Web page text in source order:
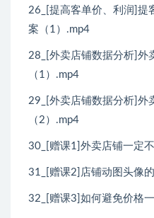
26_[提高客单价、利润]提
案（1）.mp4
28_[外卖店铺数据分析]外
（1）.mp4
29_[外卖店铺数据分析]外
（2）.mp4
30_[赠课1]外卖店铺一定
31_[赠课2]店铺动图头像
32_[赠课3]如何避免价格